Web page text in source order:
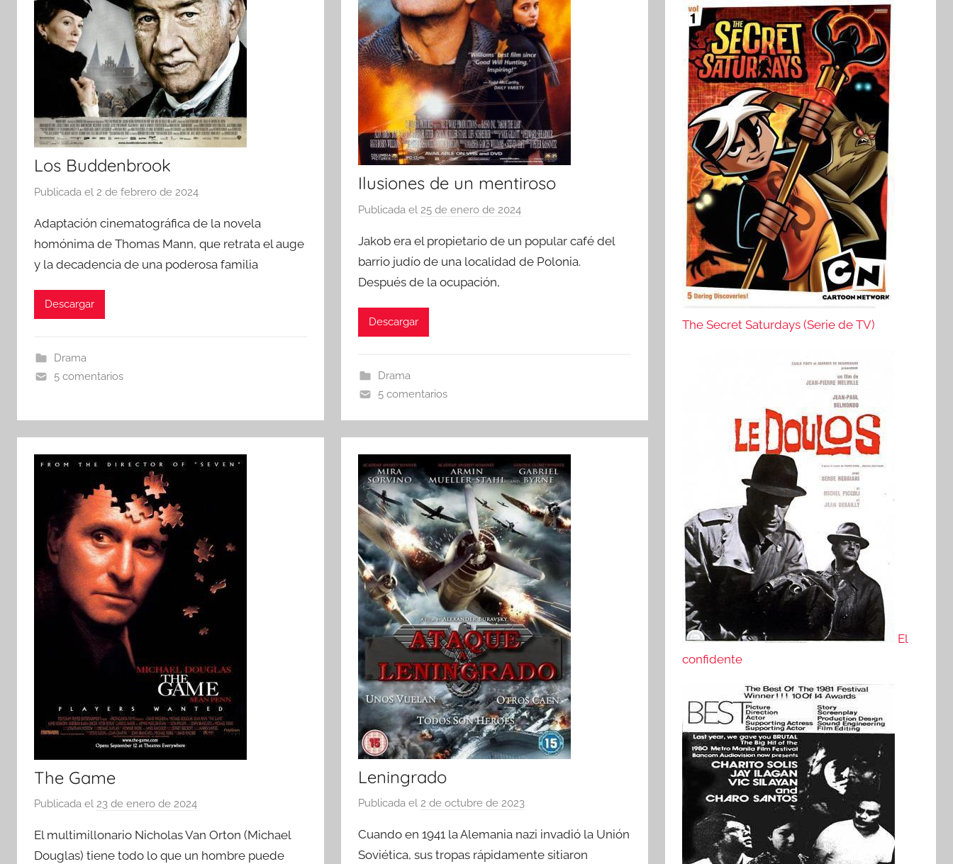
Los Buddenbrook
Publicada el 2 de febrero de 2024
r
Adaptación cinematográfica de la novela
homónima de Thomas Mann, que retrata el auge
y la decadencia de una poderosa familia
Descargar
Drama
5 comentarios
Ilusiones de un mentiroso
Publicada el25 de enero de 2024
Jakob era el propietario de un popular café del
barrio judío de una localidad de Polonia.
Después de la ocupación,
Descargar
Drama
5 comentarios
The Game
Publicada el 23 de enero de 2024
r
El multimillonario Nicholas Van Orton (Michael
Douglas) tiene todo lo que un hombre puede
Leningrado
Publicada el2 de octubre de 2023
r
Cuando en 1941 la Alemania nazi invadió la Unión
Soviética, sus tropas rápidamente sitiaron
The Secret Saturdays (Serie de TV)
El
confidente